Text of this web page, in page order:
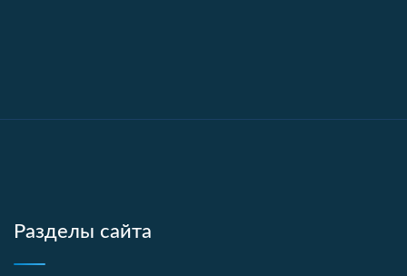
Разделы сайта